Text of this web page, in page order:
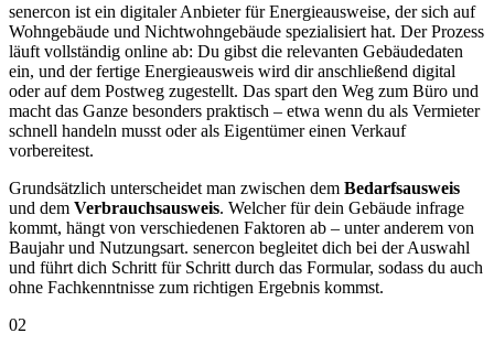
senercon ist ein digitaler Anbieter für Energieausweise, der sich auf
Wohngebäude und Nichtwohngebäude spezialisiert hat. Der Prozess
läuft vollständig online ab: Du gibst die relevanten Gebäudedaten
ein, und der fertige Energieausweis wird dir anschließend digital
oder auf dem Postweg zugestellt. Das spart den Weg zum Büro und
macht das Ganze besonders praktisch – etwa wenn du als Vermieter
schnell handeln musst oder als Eigentümer einen Verkauf
vorbereitest.
Grundsätzlich unterscheidet man zwischen dem Bedarfsausweis
und dem Verbrauchsausweis. Welcher für dein Gebäude infrage
kommt, hängt von verschiedenen Faktoren ab – unter anderem von
Baujahr und Nutzungsart. senercon begleitet dich bei der Auswahl
und führt dich Schritt für Schritt durch das Formular, sodass du auch
ohne Fachkenntnisse zum richtigen Ergebnis kommst.
02